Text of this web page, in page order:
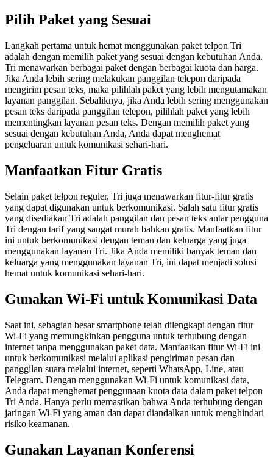
Pilih Paket yang Sesuai
Langkah pertama untuk hemat menggunakan paket telpon Tri
adalah dengan memilih paket yang sesuai dengan kebutuhan Anda.
Tri menawarkan berbagai paket dengan berbagai kuota dan harga.
Jika Anda lebih sering melakukan panggilan telepon daripada
mengirim pesan teks, maka pilihlah paket yang lebih mengutamakan
layanan panggilan. Sebaliknya, jika Anda lebih sering menggunakan
pesan teks daripada panggilan telepon, pilihlah paket yang lebih
mementingkan layanan pesan teks. Dengan memilih paket yang
sesuai dengan kebutuhan Anda, Anda dapat menghemat
pengeluaran untuk komunikasi sehari-hari.
Manfaatkan Fitur Gratis
Selain paket telpon reguler, Tri juga menawarkan fitur-fitur gratis
yang dapat digunakan untuk berkomunikasi. Salah satu fitur gratis
yang disediakan Tri adalah panggilan dan pesan teks antar pengguna
Tri dengan tarif yang sangat murah bahkan gratis. Manfaatkan fitur
ini untuk berkomunikasi dengan teman dan keluarga yang juga
menggunakan layanan Tri. Jika Anda memiliki banyak teman dan
keluarga yang menggunakan layanan Tri, ini dapat menjadi solusi
hemat untuk komunikasi sehari-hari.
Gunakan Wi-Fi untuk Komunikasi Data
Saat ini, sebagian besar smartphone telah dilengkapi dengan fitur
Wi-Fi yang memungkinkan pengguna untuk terhubung dengan
internet tanpa menggunakan paket data. Manfaatkan fitur Wi-Fi ini
untuk berkomunikasi melalui aplikasi pengiriman pesan dan
panggilan suara melalui internet, seperti WhatsApp, Line, atau
Telegram. Dengan menggunakan Wi-Fi untuk komunikasi data,
Anda dapat menghemat penggunaan kuota data dalam paket telpon
Tri Anda. Hanya perlu memastikan bahwa Anda terhubung dengan
jaringan Wi-Fi yang aman dan dapat diandalkan untuk menghindari
risiko keamanan.
Gunakan Layanan Konferensi